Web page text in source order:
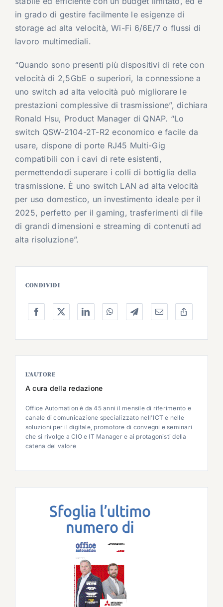
in grado di gestire facilmente le esigenze di
storage ad alta velocità, Wi-Fi 6/6E/7 o flussi di
lavoro multimediali.
“Quando sono presenti più dispositivi di rete con
velocità di 2,5GbE o superiori, la connessione a
uno switch ad alta velocità può migliorare le
prestazioni complessive di trasmissione”, dichiara
Ronald Hsu, Product Manager di QNAP. “Lo
switch QSW-2104-2T-R2 economico e facile da
usare, dispone di porte RJ45 Multi-Gig
compatibili con i cavi di rete esistenti,
permettendodi superare i colli di bottiglia della
trasmissione. È uno switch LAN ad alta velocità
per uso domestico, un investimento ideale per il
2025, perfetto per il gaming, trasferimenti di file
di grandi dimensioni e streaming di contenuti ad
alta risoluzione”.
CONDIVIDI
L’AUTORE
A cura della redazione
Office Automation è da 45 anni il mensile di riferimento e
canale di comunicazione specializzato nell'ICT e nelle
soluzioni per il digitale, promotore di convegni e seminari
che si rivolge a CIO e IT Manager e ai protagonisti della
catena del valore